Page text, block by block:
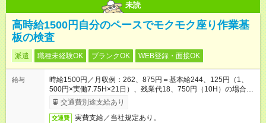
未読
高時給1500円自分のペースでモクモク座り作業基
板の検査
派遣 職種未経験OK ブランクOK WEB登録・面接OK
給与
時給1500円／月収例：262、875円＝基本給244、125円（1、
500円×実働7.75H×21日）、残業代18、750円（10H）の場合＋
交通費別途支給
交通費別途支給あり
交通費 実費支給／当社規定あり。